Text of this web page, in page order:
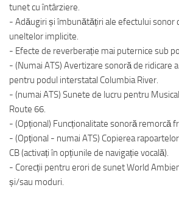
tunet cu întârziere.
- Adăugiri și îmbunătățiri ale efectului sonor
uneltelor implicite.
- Efecte de reverberație mai puternice sub
- (Numai ATS) Avertizare sonoră de ridicare
pentru podul interstatal Columbia River.
- (numai ATS) Sunete de lucru pentru
Route 66.
- (Opțional) Funcționalitate sonoră remorcă
- (Opțional - numai ATS) Copierea
CB (activați în opțiunile de navigație vocală).
- Corecții pentru erori de sunet World
și/sau moduri.